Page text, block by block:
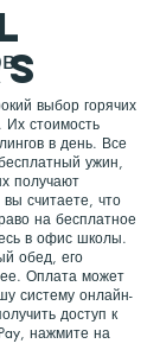
выбор горячих
стоимость
в день. Все
ужин,
получают
считаете, что
на бесплатное
в офис школы.
обед, его
Оплата может
систему онлайн-
доступ к
нажмите на